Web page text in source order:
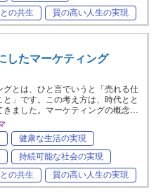
の共生
質の高い人生の実現
したマーケティング
グとは、ひと言でいうと「売れる仕
と」です。この考え方は、時代とと
きました。マーケティングの概念…
健康な生活の実現
持続可能な社会の実現
の共生
質の高い人生の実現